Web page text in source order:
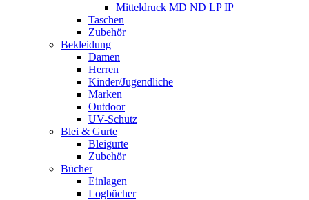
Mitteldruck MD ND LP IP
Taschen
Zubehör
Bekleidung
Damen
Herren
Kinder/Jugendliche
Marken
Outdoor
UV-Schutz
Blei & Gurte
Bleigurte
Zubehör
Bücher
Einlagen
Logbücher